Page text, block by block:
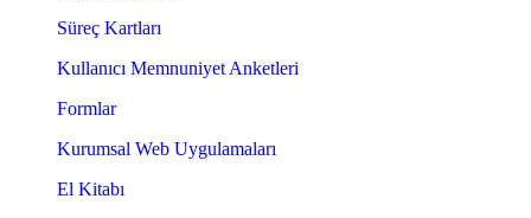
Süreç Kartları
Kullanıcı Memnuniyet Anketleri
Formlar
Kurumsal Web Uygulamaları
El Kitabı